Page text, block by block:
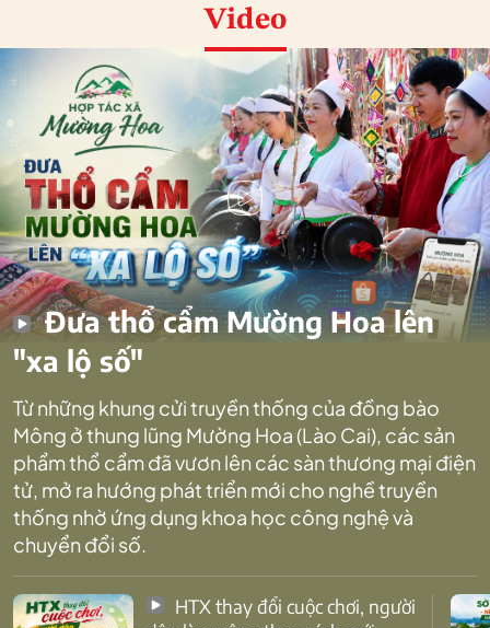
Video
Đưa thổ cẩm Mường Hoa lên
"xa lộ số"
Từ những khung cửi truyền thống của đồng bào
Mông ở thung lũng Mường Hoa (Lào Cai), các sản
phẩm thổ cẩm đã vươn lên các sàn thương mại điện
tử, mở ra hướng phát triển mới cho nghề truyền
thống nhờ ứng dụng khoa học công nghệ và
chuyển đổi số.